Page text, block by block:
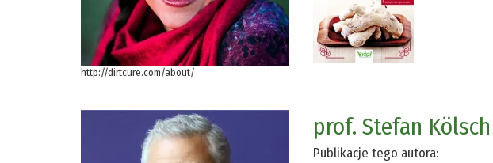
http://dirtcure.com/about/
prof. Stefan Kölsch
Publikacje tego autora: